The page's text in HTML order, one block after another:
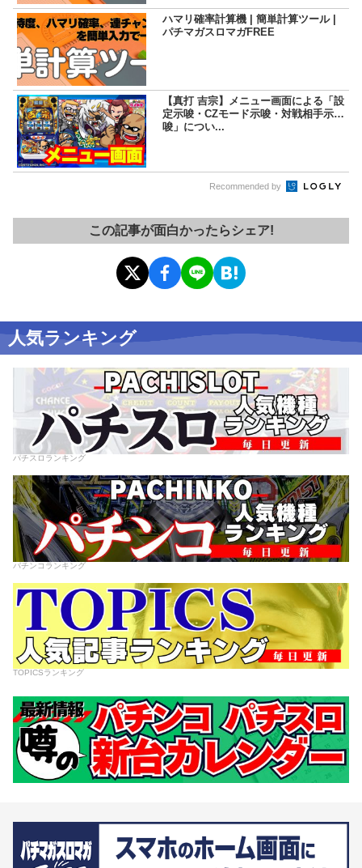
ハマリ確率計算機 | 簡単計算ツール |
パチマガスロマガFREE
【真打 吉宗】メニュー画面による「設
定示唆・CZモード示唆・対戦相手示
唆」につい...
Recommended by
この記事が面白かったらシェア!
人気ランキング
パチスロランキング
パチンコランキング
TOPICSランキング